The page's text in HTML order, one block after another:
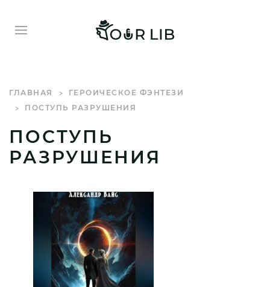
ГЛАВНАЯ
ГЕРОИЧЕСКОЕ ФЭНТЕЗИ
ПОСТУПЬ РАЗРУШЕНИЯ
ПОСТУПЬ
РАЗРУШЕНИЯ